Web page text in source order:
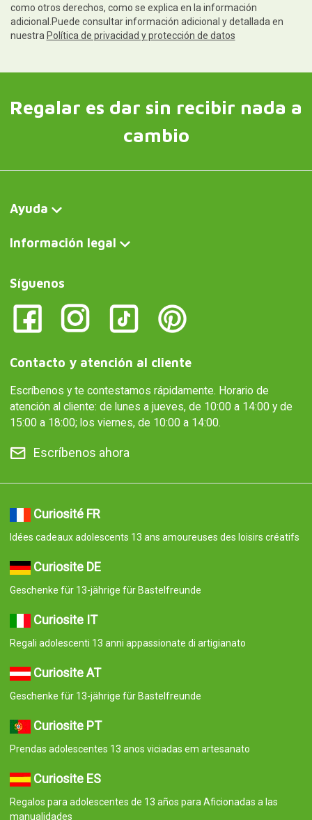
como otros derechos, como se explica en la información
adicional.Puede consultar información adicional y detallada en
nuestra Política de privacidad y protección de datos
Regalar es dar sin recibir nada a
cambio
Ayuda
Información legal
Síguenos
Contacto y atención al cliente
Escríbenos y te contestamos rápidamente. Horario de
atención al cliente: de lunes a jueves, de 10:00 a 14:00 y de
15:00 a 18:00; los viernes, de 10:00 a 14:00.
Escríbenos ahora
Curiosité FR
Idées cadeaux adolescents 13 ans amoureuses des loisirs créatifs
Curiosite DE
Geschenke für 13-jährige für Bastelfreunde
Curiosite IT
Regali adolescenti 13 anni appassionate di artigianato
Curiosite AT
Geschenke für 13-jährige für Bastelfreunde
Curiosite PT
Prendas adolescentes 13 anos viciadas em artesanato
Curiosite ES
Regalos para adolescentes de 13 años para Aficionadas a las
manualidades